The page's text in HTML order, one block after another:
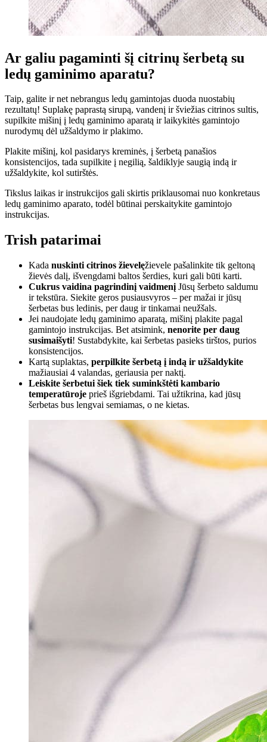
Ar galiu pagaminti šį citrinų šerbetą su
ledų gaminimo aparatu?
Taip, galite ir net nebrangus ledų gamintojas duoda nuostabių
rezultatų! Suplakę paprastą sirupą, vandenį ir šviežias citrinos sultis,
supilkite mišinį į ledų gaminimo aparatą ir laikykitės gamintojo
nurodymų dėl užšaldymo ir plakimo.
Plakite mišinį, kol pasidarys kreminės, į šerbetą panašios
konsistencijos, tada supilkite į negilią, šaldiklyje saugią indą ir
užšaldykite, kol sutirštės.
Tikslus laikas ir instrukcijos gali skirtis priklausomai nuo konkretaus
ledų gaminimo aparato, todėl būtinai perskaitykite gamintojo
instrukcijas.
Trish patarimai
Kada nuskinti citrinos žievelęžievele pašalinkite tik geltoną
žievės dalį, išvengdami baltos šerdies, kuri gali būti karti.
Cukrus vaidina pagrindinį vaidmenį Jūsų šerbeto saldumu
ir tekstūra. Siekite geros pusiausvyros – per mažai ir jūsų
šerbetas bus ledinis, per daug ir tinkamai neužšals.
Jei naudojate ledų gaminimo aparatą, mišinį plakite pagal
gamintojo instrukcijas. Bet atsimink, nenorite per daug
susimaišyti! Sustabdykite, kai šerbetas pasieks tirštos, purios
konsistencijos.
Kartą suplaktas, perpilkite šerbetą į indą ir užšaldykite
mažiausiai 4 valandas, geriausia per naktį.
Leiskite šerbetui šiek tiek suminkštėti kambario
temperatūroje prieš išgriebdami. Tai užtikrina, kad jūsų
šerbetas bus lengvai semiamas, o ne kietas.